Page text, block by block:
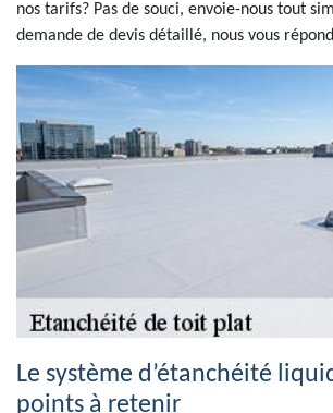
nos tarifs? Pas de souci, envoie-nous tout
demande de devis détaillé, nous vous
Le système d’étanchéité
points à retenir